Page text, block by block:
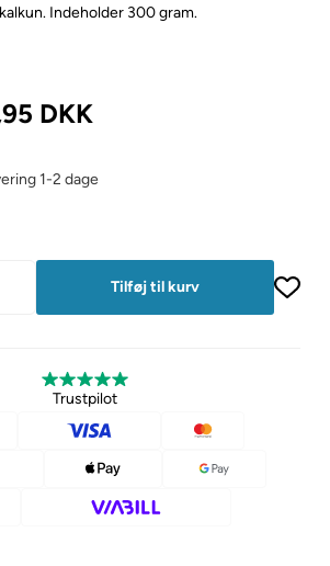
Indeholder 300 gram.
DKK
1-2 dage
Trustpilot